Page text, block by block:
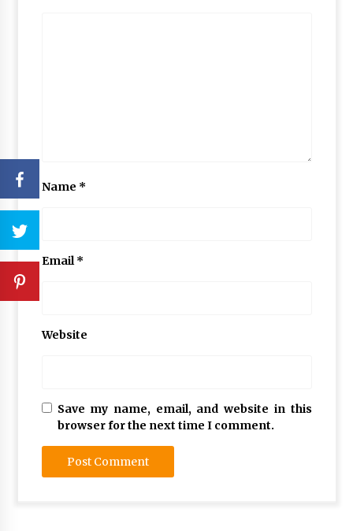
Name *
Email*
Website
Save my name, email, and website in this
browser for the next time I comment.